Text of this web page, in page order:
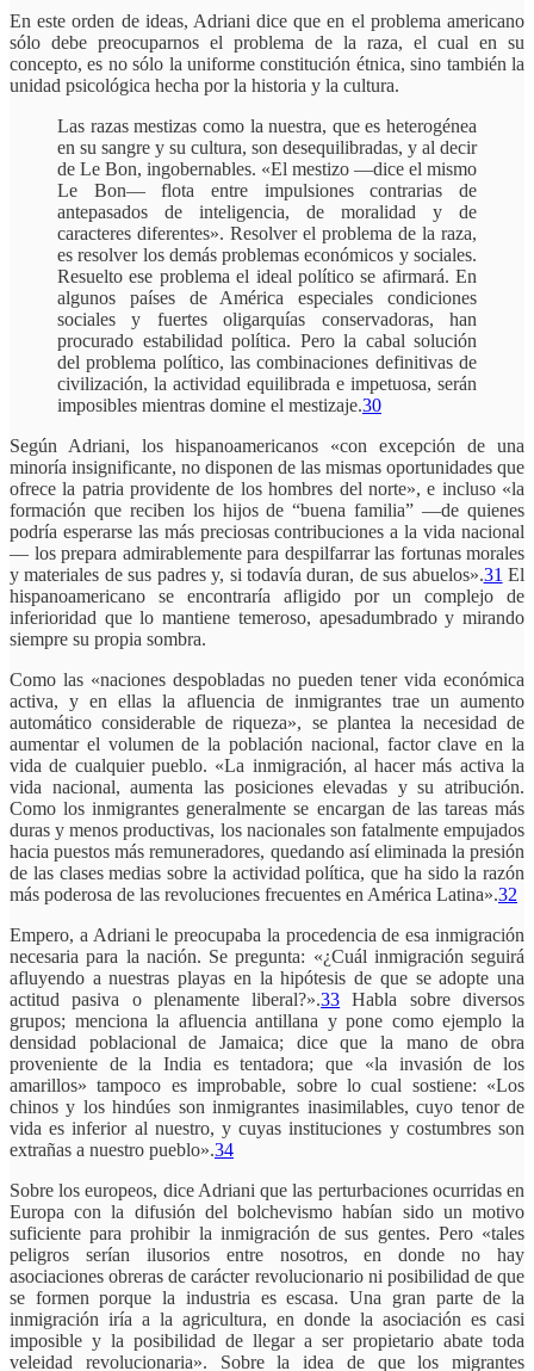
En este orden de ideas, Adriani dice que en el problema americano
sólo debe preocuparnos el problema de la raza, el cual en su
concepto, es no sólo la uniforme constitución étnica, sino también la
unidad psicológica hecha por la historia y la cultura.
Las razas mestizas como la nuestra, que es heterogénea
en su sangre y su cultura, son desequilibradas, y al decir
de Le Bon, ingobernables. «El mestizo —dice el mismo
Le Bon— flota entre impulsiones contrarias de
antepasados de inteligencia, de moralidad y de
caracteres diferentes». Resolver el problema de la raza,
es resolver los demás problemas económicos y sociales.
Resuelto ese problema el ideal político se afirmará. En
algunos países de América especiales condiciones
sociales y fuertes oligarquías conservadoras, han
procurado estabilidad política. Pero la cabal solución
del problema político, las combinaciones definitivas de
civilización, la actividad equilibrada e impetuosa, serán
imposibles mientras domine el mestizaje.30
Según Adriani, los hispanoamericanos «con excepción de una
minoría insignificante, no disponen de las mismas oportunidades que
ofrece la patria providente de los hombres del norte», e incluso «la
formación que reciben los hijos de “buena familia” —de quienes
podría esperarse las más preciosas contribuciones a la vida nacional
— los prepara admirablemente para despilfarrar las fortunas morales
y materiales de sus padres y, si todavía duran, de sus abuelos».31 El
hispanoamericano se encontraría afligido por un complejo de
inferioridad que lo mantiene temeroso, apesadumbrado y mirando
siempre su propia sombra.
Como las «naciones despobladas no pueden tener vida económica
activa, y en ellas la afluencia de inmigrantes trae un aumento
automático considerable de riqueza», se plantea la necesidad de
aumentar el volumen de la población nacional, factor clave en la
vida de cualquier pueblo. «La inmigración, al hacer más activa la
vida nacional, aumenta las posiciones elevadas y su atribución.
Como los inmigrantes generalmente se encargan de las tareas más
duras y menos productivas, los nacionales son fatalmente empujados
hacia puestos más remuneradores, quedando así eliminada la presión
de las clases medias sobre la actividad política, que ha sido la razón
más poderosa de las revoluciones frecuentes en América Latina».32
Empero, a Adriani le preocupaba la procedencia de esa inmigración
necesaria para la nación. Se pregunta: «¿Cuál inmigración seguirá
afluyendo a nuestras playas en la hipótesis de que se adopte una
actitud pasiva o plenamente liberal?».33 Habla sobre diversos
grupos; menciona la afluencia antillana y pone como ejemplo la
densidad poblacional de Jamaica; dice que la mano de obra
proveniente de la India es tentadora; que «la invasión de los
amarillos» tampoco es improbable, sobre lo cual sostiene: «Los
chinos y los hindúes son inmigrantes inasimilables, cuyo tenor de
vida es inferior al nuestro, y cuyas instituciones y costumbres son
extrañas a nuestro pueblo».34
Sobre los europeos, dice Adriani que las perturbaciones ocurridas en
Europa con la difusión del bolchevismo habían sido un motivo
suficiente para prohibir la inmigración de sus gentes. Pero «tales
peligros serían ilusorios entre nosotros, en donde no hay
asociaciones obreras de carácter revolucionario ni posibilidad de que
se formen porque la industria es escasa. Una gran parte de la
inmigración iría a la agricultura, en donde la asociación es casi
imposible y la posibilidad de llegar a ser propietario abate toda
veleidad revolucionaria». Sobre la idea de que los migrantes